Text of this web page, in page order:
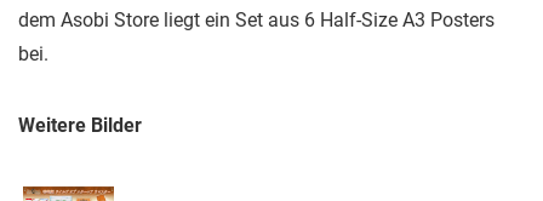
dem Asobi Store liegt ein Set aus 6 Half-Size A3 Posters
bei.
Weitere Bilder